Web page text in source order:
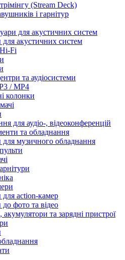
(Stream Deck)
і гарнітур
для акустичних систем
для акустичних систем
Fi
та аудіосистеми
/ MP4
колонки
для аудіо-, відеоконференцій
та обладнання
для музичного обладнання
для action-камер
фото та відео
акумулятори та зарядні пристрої